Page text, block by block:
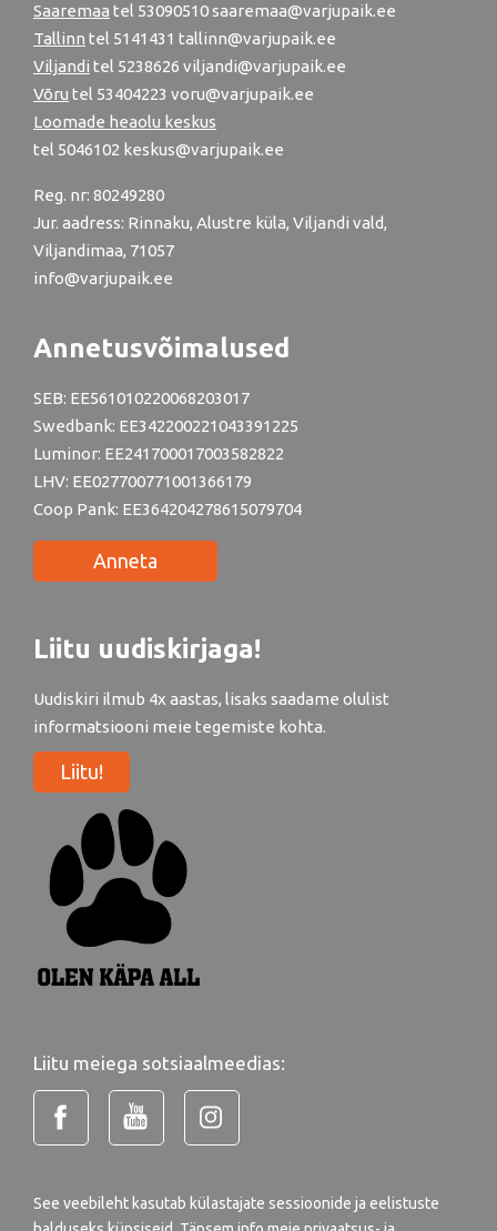
Saaremaa tel 53090510 saaremaa@varjupaik.ee
Tallinn tel 5141431 tallinn@varjupaik.ee
Viljandi tel 5238626 viljandi@varjupaik.ee
Võru tel 53404223 voru@varjupaik.ee
Loomade heaolu keskus
tel 5046102 keskus@varjupaik.ee
Reg. nr: 80249280
Jur. aadress: Rinnaku, Alustre küla, Viljandi vald,
Viljandimaa, 71057
info@varjupaik.ee
Annetusvõimalused
SEB: EE561010220068203017
Swedbank: EE342200221043391225
Luminor: EE241700017003582822
LHV: EE027700771001366179
Coop Pank: EE364204278615079704
Anneta
Liitu uudiskirjaga!
Uudiskiri ilmub 4x aastas, lisaks saadame olulist
informatsiooni meie tegemiste kohta.
Liitu!
Liitu meiega sotsiaalmeedias:
See veebileht kasutab külastajate sessioonide ja eelistuste